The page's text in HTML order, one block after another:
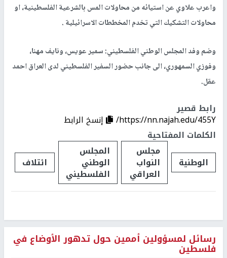
واعرب علاوي عن استيائه من محاولات المس بالشرعية الفلسطينية، او
محاولات التشكيك التي تخدم المخططات الاسرائيلية .
وضم وفد المجلس الوطني الفلسطيني: سمير عويس، ونايف مهنا،
وفوزي السمهوري، الى جانب حضور السفير الفلسطيني لدى العراق احمد
عقل.
رابط قصير
https://nn.najah.edu/455Y/
إنسخ الرابط
الكلمات المفتاحية
الوطنية
مجلس
النواب
العراقي
المجلس
الوطني
الفلسطيني
ائتلاف
رسائل لمسؤولين أممين حول تدهور الأوضاع في
فلسطين